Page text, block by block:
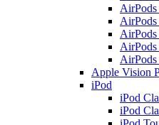
AirPods
AirPods
AirPods
AirPods
AirPods
Apple Vision
iPod
iPod
iPod